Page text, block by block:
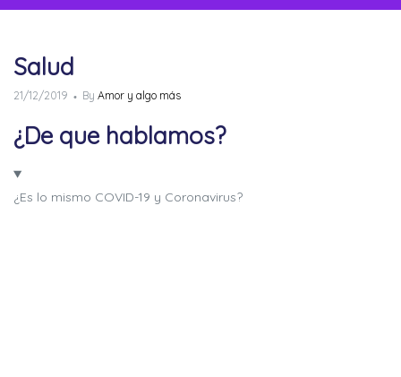
Category:
Salud
Salud
Posted
21/12/2019 By Amor y algo más
¿De que hablamos?
¿Es lo mismo COVID-19 y Coronavirus?